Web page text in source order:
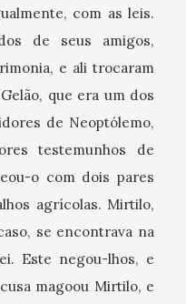
com as leis.
de seus amigos,
e ali trocaram
que era um dos
de Neoptólemo,
testemunhos de
o com dois pares
agrícolas. Mirtilo,
se encontrava na
Este negou-lhos, e
magoou Mirtilo, e